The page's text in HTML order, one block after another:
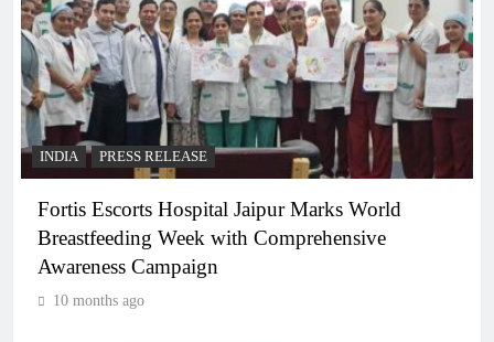
INDIA PRESS RELEASE
Fortis Escorts Hospital Jaipur Marks World
Breastfeeding Week with Comprehensive
Awareness Campaign
10 months ago